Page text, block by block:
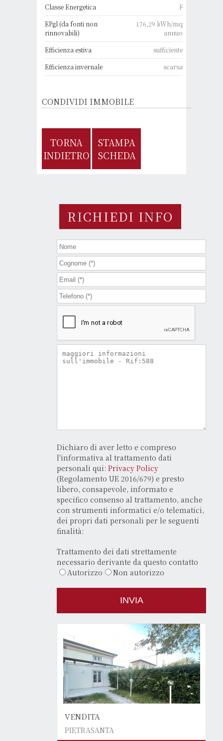
Classe Energetica
F
EPgl (da fonti non
rinnovabili)
176,29 kWh/mq
annuo
Efficienza estiva
sufficiente
Efficienza invernale
scarsa
CONDIVIDI IMMOBILE
TORNA
INDIETRO
STAMPA
SCHEDA
RICHIEDI INFO
Dichiaro di aver letto e compreso
l'informativa al trattamento dati
personali qui: Privacy Policy
(Regolamento UE 2016/679) e presto
libero, consapevole, informato e
specifico consenso al trattamento, anche
con strumenti informatici e/o telematici,
dei propri dati personali per le seguenti
finalità:
Trattamento dei dati strettamente
necessario derivante da questo contatto
Autorizzo
Non autorizzo
VENDITA
PIETRASANTA